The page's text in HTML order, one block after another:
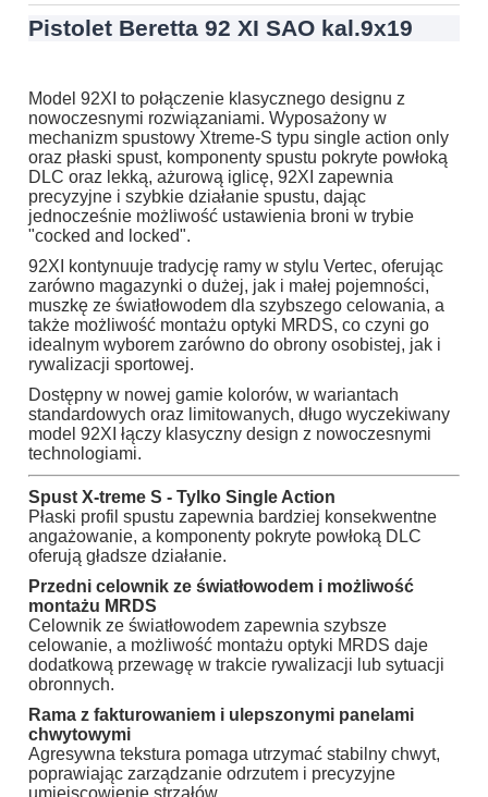
Pistolet Beretta 92 XI SAO kal.9x19
Model 92XI to połączenie klasycznego designu z
nowoczesnymi rozwiązaniami. Wyposażony w
mechanizm spustowy Xtreme-S typu single action only
oraz płaski spust, komponenty spustu pokryte powłoką
DLC oraz lekką, ażurową iglicę, 92XI zapewnia
precyzyjne i szybkie działanie spustu, dając
jednocześnie możliwość ustawienia broni w trybie
"cocked and locked".
92XI kontynuuje tradycję ramy w stylu Vertec, oferując
zarówno magazynki o dużej, jak i małej pojemności,
muszkę ze światłowodem dla szybszego celowania, a
także możliwość montażu optyki MRDS, co czyni go
idealnym wyborem zarówno do obrony osobistej, jak i
rywalizacji sportowej.
Dostępny w nowej gamie kolorów, w wariantach
standardowych oraz limitowanych, długo wyczekiwany
model 92XI łączy klasyczny design z nowoczesnymi
technologiami.
Spust X-treme S - Tylko Single Action
Płaski profil spustu zapewnia bardziej konsekwentne
angażowanie, a komponenty pokryte powłoką DLC
oferują gładsze działanie.
Przedni celownik ze światłowodem i możliwość
montażu MRDS
Celownik ze światłowodem zapewnia szybsze
celowanie, a możliwość montażu optyki MRDS daje
dodatkową przewagę w trakcie rywalizacji lub sytuacji
obronnych.
Rama z fakturowaniem i ulepszonymi panelami
chwytowymi
Agresywna tekstura pomaga utrzymać stabilny chwyt,
poprawiając zarządzanie odrzutem i precyzyjne